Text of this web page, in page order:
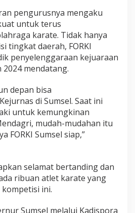
pengurusnya mengaku
untuk terus
karate. Tidak hanya
tingkat daerah, FORKI
penyelenggaraan kejuaraan
mendatang.
depan bisa
di Sumsel. Saat ini
untuk kemungkinan
mudah-mudahan itu
FORKI Sumsel siap,”
selamat bertanding dan
ribuan atlet karate yang
ini.
Sumsel melalui Kadispora